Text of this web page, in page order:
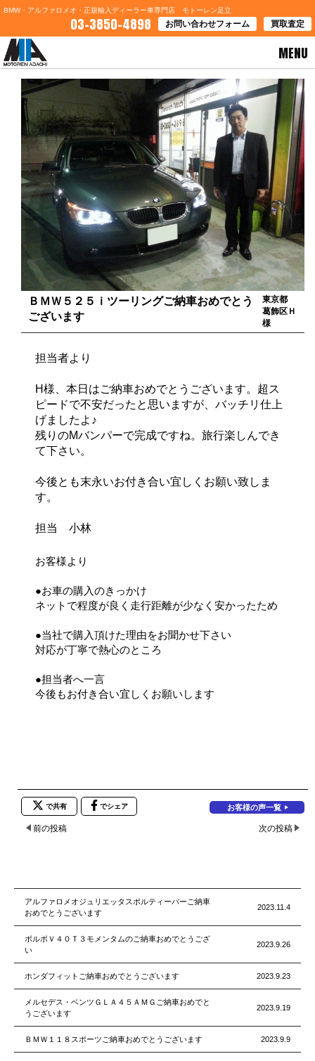
BMW・アルファロメオ・正規輸入ディーラー車専門店 モトーレン足立
03-3850-4898 お問い合わせフォーム 買取査定
MENU
HOME>お客様の声
ＢＭＷ５２５ｉツーリングご納車おめでとう
ございます
東京都
葛飾区Ｈ
様
担当者より
H様、本日はご納車おめでとうございます。超ス
ピードで不安だったと思いますが、バッチリ仕上
げましたよ♪
残りのMバンパーで完成ですね。旅行楽しんでき
て下さい。
今後とも末永いお付き合い宜しくお願い致しま
す。
担当 小林
お客様より
●お車の購入のきっかけ
ネットで程度が良く走行距離が少なく安かったため
●当社で購入頂けた理由をお聞かせ下さい
対応が丁寧で熱心のところ
●担当者へ一言
今後もお付き合い宜しくお願いします
で共有 でシェア お客様の声一覧
前の投稿 次の投稿
アルファロメオジュリエッタスポルティーバーご納車
おめでとうございます
2023.11.4
ボルボＶ４０Ｔ３モメンタムのご納車おめでとうござ
い
2023.9.26
ホンダフィットご納車おめでとうございます 2023.9.23
メルセデス・ベンツＧＬＡ４５ＡＭＧご納車おめでと
うございます
2023.9.19
ＢＭＷ１１８スポーツご納車おめでとうございます 2023.9.9